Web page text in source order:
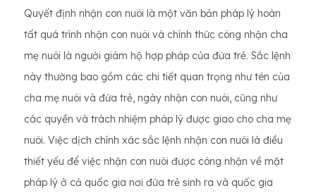
Quyết định nhận con nuôi là một văn bản pháp lý hoàn
tất quá trình nhận con nuôi và chính thức công nhận cha
mẹ nuôi là người giám hộ hợp pháp của đứa trẻ. Sắc lệnh
này thường bao gồm các chi tiết quan trọng như tên của
cha mẹ nuôi và đứa trẻ, ngày nhận con nuôi, cũng như
các quyền và trách nhiệm pháp lý được giao cho cha mẹ
nuôi. Việc dịch chính xác sắc lệnh nhận con nuôi là điều
thiết yếu để việc nhận con nuôi được công nhận về mặt
pháp lý ở cả quốc gia nơi đứa trẻ sinh ra và quốc gia